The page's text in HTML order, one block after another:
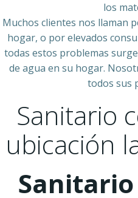
los
Muchos clientes nos llaman
hogar, o por elevados
todas estos problemas
de agua en su hogar.
todos sus
Sanitario
ubicación
Sanitario